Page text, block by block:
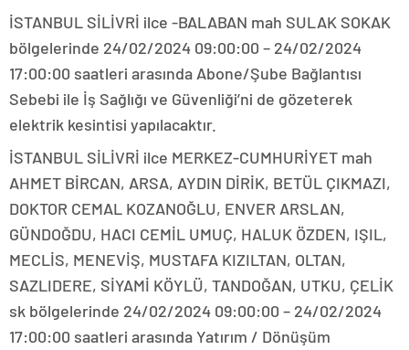
İSTANBUL SİLİVRİ ilce -BALABAN mah SULAK SOKAK
bölgelerinde 24/02/2024 09:00:00 – 24/02/2024
17:00:00 saatleri arasında Abone/Şube Bağlantısı
Sebebi ile İş Sağlığı ve Güvenliği’ni de gözeterek
elektrik kesintisi yapılacaktır.
İSTANBUL SİLİVRİ ilce MERKEZ-CUMHURİYET mah
AHMET BİRCAN, ARSA, AYDIN DİRİK, BETÜL ÇIKMAZI,
DOKTOR CEMAL KOZANOĞLU, ENVER ARSLAN,
GÜNDOĞDU, HACI CEMİL UMUÇ, HALUK ÖZDEN, IŞIL,
MECLİS, MENEVİŞ, MUSTAFA KIZILTAN, OLTAN,
SAZLIDERE, SİYAMİ KÖYLÜ, TANDOĞAN, UTKU, ÇELİK
sk bölgelerinde 24/02/2024 09:00:00 – 24/02/2024
17:00:00 saatleri arasında Yatırım / Dönüşüm